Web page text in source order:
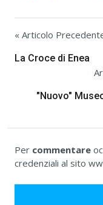
« Articolo
La Croce di Enea
"Nuovo"
Per commentare
credenziali al sito